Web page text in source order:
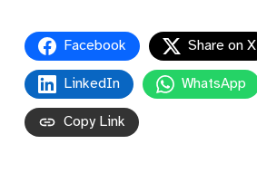
Facebook Share on X
LinkedIn WhatsApp
Copy Link